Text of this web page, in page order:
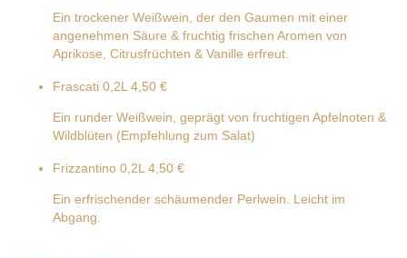
Ein trockener Weißwein, der den Gaumen mit einer
angenehmen Säure & fruchtig frischen Aromen von
Aprikose, Citrusfrüchten & Vanille erfreut.
Frascati 0,2L 4,50 €
Ein runder Weißwein, geprägt von fruchtigen Apfelnoten &
Wildblüten (Empfehlung zum Salat)
Frizzantino 0,2L 4,50 €
Ein erfrischender schäumender Perlwein. Leicht im
Abgang.